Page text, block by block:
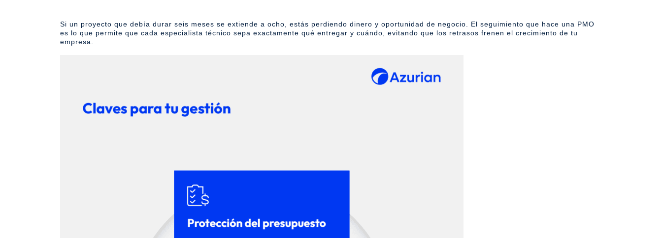
Si un proyecto que debía durar seis meses se extiende a ocho, estás perdiendo dinero y oportunidad de negocio. El seguimiento que hace una PMO
es lo que permite que cada especialista técnico sepa exactamente qué entregar y cuándo, evitando que los retrasos frenen el crecimiento de tu
empresa.